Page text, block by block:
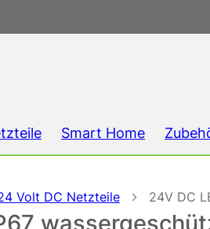
Smart Home
Volt DC Netzteile 24V DC